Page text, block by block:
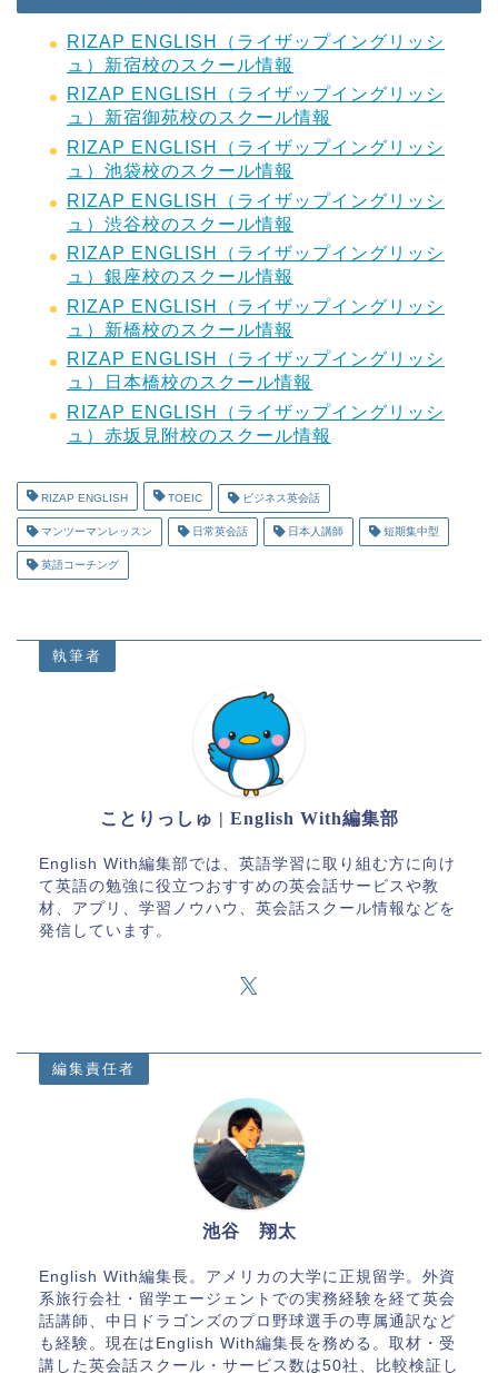
RIZAP ENGLISH（ライザップイングリッシ
ュ）新宿校のスクール情報
RIZAP ENGLISH（ライザップイングリッシ
ュ）新宿御苑校のスクール情報
RIZAP ENGLISH（ライザップイングリッシ
ュ）池袋校のスクール情報
RIZAP ENGLISH（ライザップイングリッシ
ュ）渋谷校のスクール情報
RIZAP ENGLISH（ライザップイングリッシ
ュ）銀座校のスクール情報
RIZAP ENGLISH（ライザップイングリッシ
ュ）新橋校のスクール情報
RIZAP ENGLISH（ライザップイングリッシ
ュ）日本橋校のスクール情報
RIZAP ENGLISH（ライザップイングリッシ
ュ）赤坂見附校のスクール情報
RIZAP ENGLISH TOEIC ビジネス英会話
マンツーマンレッスン 日常英会話 日本人講師 短期集中型
英語コーチング
執筆者
ことりっしゅ | English With編集部
English With編集部では、英語学習に取り組む方に向け
て英語の勉強に役立つおすすめの英会話サービスや教
材、アプリ、学習ノウハウ、英会話スクール情報などを
発信しています。
編集責任者
池谷 翔太
English With編集長。アメリカの大学に正規留学。外資
系旅行会社・留学エージェントでの実務経験を経て英会
話講師、中日ドラゴンズのプロ野球選手の専属通訳など
も経験。現在はEnglish With編集長を務める。取材・受
講した英会話スクール・サービス数は50社、比較検証し